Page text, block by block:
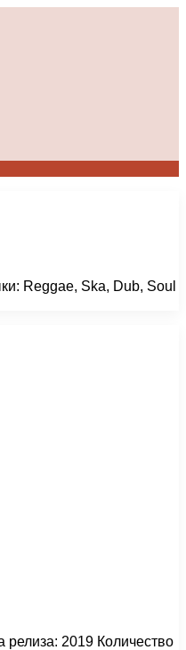
Reggae, Ska, Dub, Soul
2019 Количество